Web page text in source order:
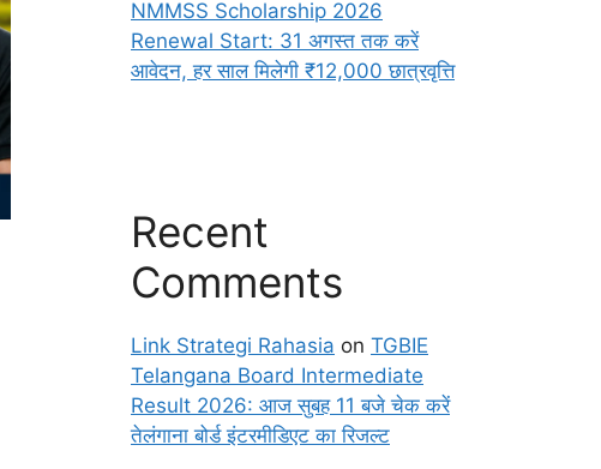
NMMSS Scholarship 2026
Renewal Start: 31 अगस्त तक करें
आवेदन, हर साल मिलेगी ₹12,000 छात्रवृत्ति
Recent
Comments
Link Strategi Rahasia on TGBIE
Telangana Board Intermediate
Result 2026: आज सुबह 11 बजे चेक करें
तेलंगाना बोर्ड इंटरमीडिएट का रिजल्ट